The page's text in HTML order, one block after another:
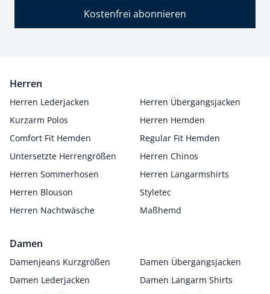
Kostenfrei abonnieren
Herren
Herren Lederjacken
Herren Übergangsjacken
Kurzarm Polos
Herren Hemden
Comfort Fit Hemden
Regular Fit Hemden
Untersetzte Herrengrößen
Herren Chinos
Herren Sommerhosen
Herren Langarmshirts
Herren Blouson
Styletec
Herren Nachtwäsche
Maßhemd
Damen
Damenjeans Kurzgrößen
Damen Übergangsjacken
Damen Lederjacken
Damen Langarm Shirts